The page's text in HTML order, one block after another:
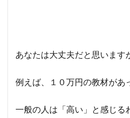
あなたは大丈夫だと思います
例えば、１０万円の教材があ
一般の人は「高い」と感じる